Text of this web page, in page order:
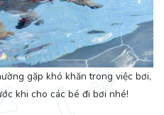
gặp khó khăn trong việc bơi,
khi cho các bé đi bơi nhé!